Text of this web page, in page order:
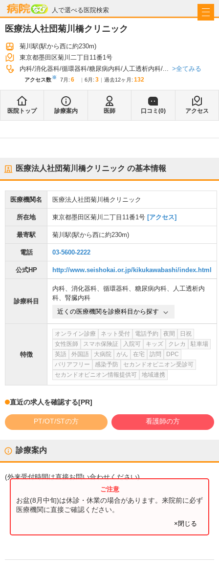
人で選べる医院検索
病院なび
医療法人社団菊川橋クリニック
菊川駅(駅から西に約230m)
東京都墨田区菊川二丁目11番1号
内科 消化器科 循環器科 糖尿病内科 人工透析内科 ... 全てみる
アクセス数※ 7月 : 6 6月 : 3 過去12ヶ月: 132
医院トップ 診療案内 医師 口コミ(0) アクセス
医療法人社団菊川橋クリニック の基本情報
医療機関名 医療法人社団菊川橋クリニック
所在地 東京都墨田区菊川二丁目11番1号 [アクセス]
最寄駅 菊川駅(駅から西に約230m)
電話 03-5600-2222
公式HP http://www.seishokai.or.jp/kikukawabashi/index.html
診療科目
内科、 消化器科、 循環器科、 糖尿病内科、
人工透析内
科、 腎臓内科
近くの医療機関を診療科目から探す
特徴
オンライン診療 ネット受付 電話予約 夜間
日祝
女性医師
スマホ保険証 入院可 キッズ クレカ
駐車場
英語
外国語 大病院 がん 在宅 訪問
DPC
バリアフリー
感染予防
セカンドオピニオン受診可
セカンドオピニオン情報提供可
地域連携
直近の求人を確認する[PR]
PT/OT/STの方 看護師の方
診療案内
(外来受付時間は直接お問い合わせください)
お盆(8月中旬)は休診・休業の場合があります。来院前に必ず
医療機関に直接ご確認ください。
×閉じる